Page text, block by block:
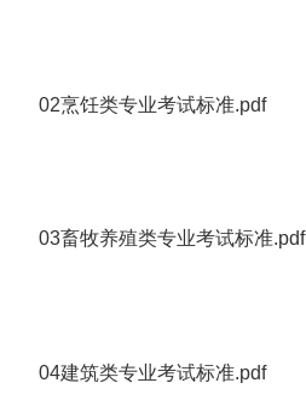
02烹饪类专业考试标准.pdf
03畜牧养殖类专业考试标准.pdf
04建筑类专业考试标准.pdf